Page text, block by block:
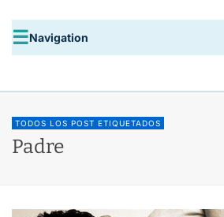
Navigation
TODOS LOS POST ETIQUETADOS
Padre